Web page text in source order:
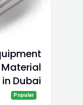
Material
Dubai
Popular